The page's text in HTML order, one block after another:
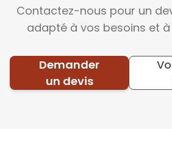
Contactez-nous pour un
adapté à vos besoins et
Demander
un devis